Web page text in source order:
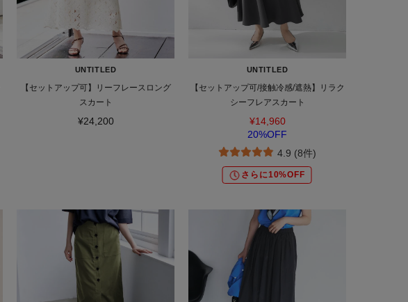
UNTITLED
【セットアップ可】リーフレースロング
スカート
¥24,200
UNTITLED
【セットアップ可/接触冷感/遮熱】リラク
シーフレアスカート
¥14,960
20%OFF
4.9 (8件)
さらに10%OFF